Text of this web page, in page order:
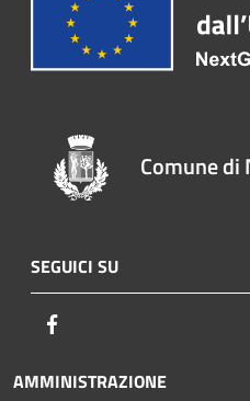
Comune di
SEGUICI SU
AMMINISTRAZIONE